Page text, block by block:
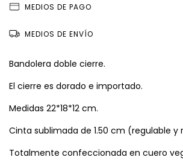
MEDIOS DE PAGO
MEDIOS DE ENVÍO
Bandolera doble cierre.
El cierre es dorado e importado.
Medidas 22*18*12 cm.
Cinta sublimada de 1.50 cm (regulable y
Totalmente confeccionada en cuero